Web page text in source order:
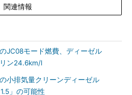
関連情報
JC08モード燃費、ディーゼル
ン24.6km/l
小排気量クリーンディーゼル
」の可能性